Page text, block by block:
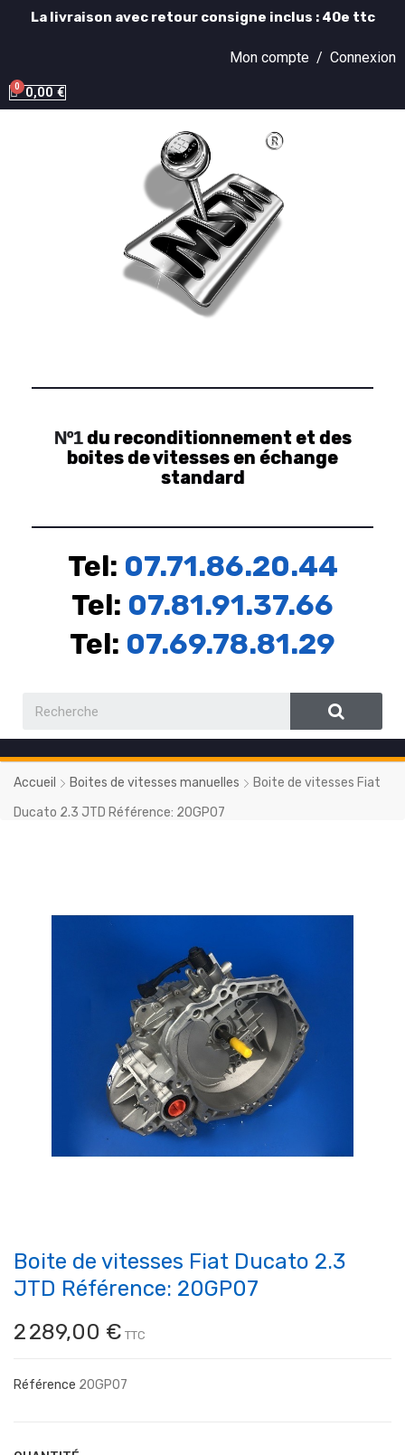
La livraison avec retour consigne inclus : 40e ttc
Mon compte / Connexion
0,00 €
Nº1du reconditionnement et des
boites de vitesses en échange
standard
Tel: 07.71.86.20.44
Tel: 07.81.91.37.66
Tel: 07.69.78.81.29
Accueil Boites de vitesses manuelles
Boite de vitesses Fiat
Ducato 2.3 JTD Référence: 20GP07
Boite de vitesses Fiat Ducato 2.3
JTD Référence: 20GP07
2 289,00 € TTC
Référence 20GP07